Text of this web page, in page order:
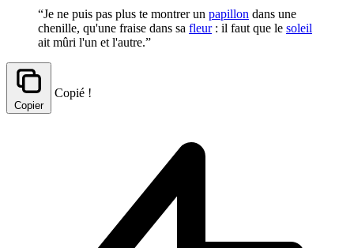
“Je ne puis pas plus te montrer un papillon dans une
chenille, qu'une fraise dans sa fleur: il faut que le soleil
ait mûri l'un et l'autre.”
Copier
Copié !